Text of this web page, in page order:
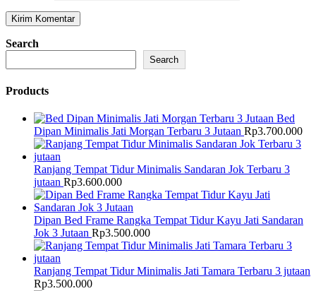
Search
Search
Products
Bed
Dipan Minimalis Jati Morgan Terbaru 3 Jutaan Rp3.700.000
Ranjang Tempat Tidur Minimalis Sandaran Jok Terbaru 3
jutaan Rp3.600.000
Dipan Bed Frame Rangka Tempat Tidur Kayu Jati Sandaran
Jok 3 Jutaan Rp3.500.000
Ranjang Tempat Tidur Minimalis Jati Tamara Terbaru 3 jutaan
Rp3.500.000